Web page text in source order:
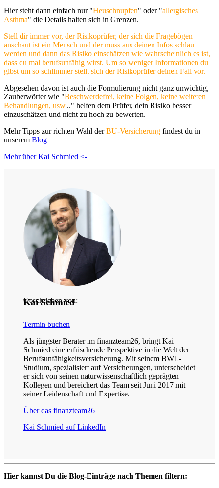
Hier steht dann einfach nur "Heuschnupfen" oder "allergisches
Asthma" die Details halten sich in Grenzen.
Stell dir immer vor, der Risikoprüfer, der sich die Fragebögen
anschaut ist ein Mensch und der muss aus deinen Infos schlau
werden und dann das Risiko einschätzen wie wahrscheinlich es ist,
dass du mal berufsunfähig wirst. Um so weniger Informationen du
gibst um so schlimmer stellt sich der Risikoprüfer deinen Fall vor.
Abgesehen davon ist auch die Formulierung nicht ganz unwichtig,
Zauberwörter wie "Beschwerdefrei, keine Folgen, keine weiteren
Behandlungen, usw..." helfen dem Prüfer, dein Risiko besser
einzuschätzen und nicht zu hoch zu bewerten.
Mehr Tipps zur richten Wahl derBU-Versicherung findest du in
unserem Blog
Mehr über Kai Schmied <-
Geschrieben von:
Kai Schmied
Termin buchen
Als jüngster Berater im finanzteam26, bringt Kai
Schmied eine erfrischende Perspektive in die Welt der
Berufsunfähigkeitsversicherung. Mit seinem BWL-
Studium, spezialisiert auf Versicherungen, unterscheidet
er sich von seinen naturwissenschaftlich geprägten
Kollegen und bereichert das Team seit Juni 2017 mit
seiner Leidenschaft und Expertise.
Über das finanzteam26
Kai Schmied auf LinkedIn
Hier kannst Du die Blog-Einträge nach Themen filtern: